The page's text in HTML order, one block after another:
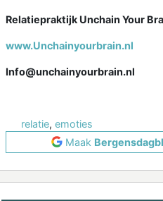
Relatiepraktijk Unchain Your
www.Unchainyourbrain.nl
Info@unchainyourbrain.nl
relatie, emoties
Maak